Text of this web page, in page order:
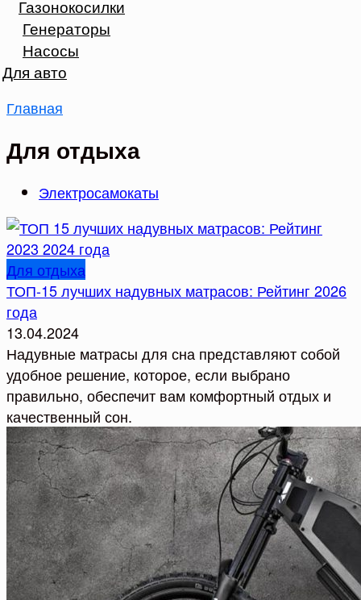
Газонокосилки
Генераторы
Насосы
Для авто
Главная
Для отдыха
Электросамокаты
Для отдыха
ТОП-15 лучших надувных матрасов: Рейтинг 2026
года
13.04.2024
Надувные матрасы для сна представляют собой
удобное решение, которое, если выбрано
правильно, обеспечит вам комфортный отдых и
качественный сон.